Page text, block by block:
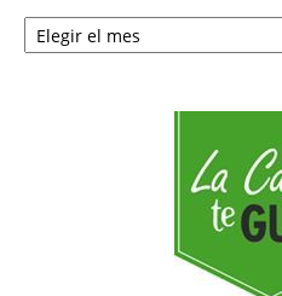
Notícies
per